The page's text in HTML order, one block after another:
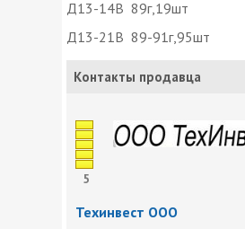
Д13-14В 89г,19шт
Д13-21В 89-91г,95шт
Контакты продавца
5
Техинвест ООО